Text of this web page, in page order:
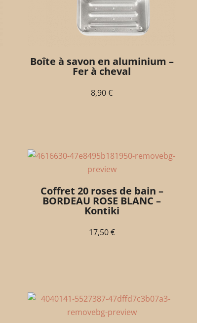
Boîte à savon en aluminium –
Fer à cheval
8,90€
Coffret 20 roses de bain –
BORDEAU ROSE BLANC –
Kontiki
17,50€